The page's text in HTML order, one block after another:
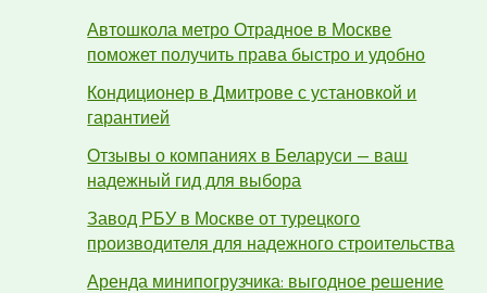
Автошкола метро Отрадное в Москве
поможет получить права быстро и удобно
Кондиционер в Дмитрове с установкой и
гарантией
Отзывы о компаниях в Беларуси — ваш
надежный гид для выбора
Завод РБУ в Москве от турецкого
производителя для надежного строительства
Аренда минипогрузчика: выгодное решение